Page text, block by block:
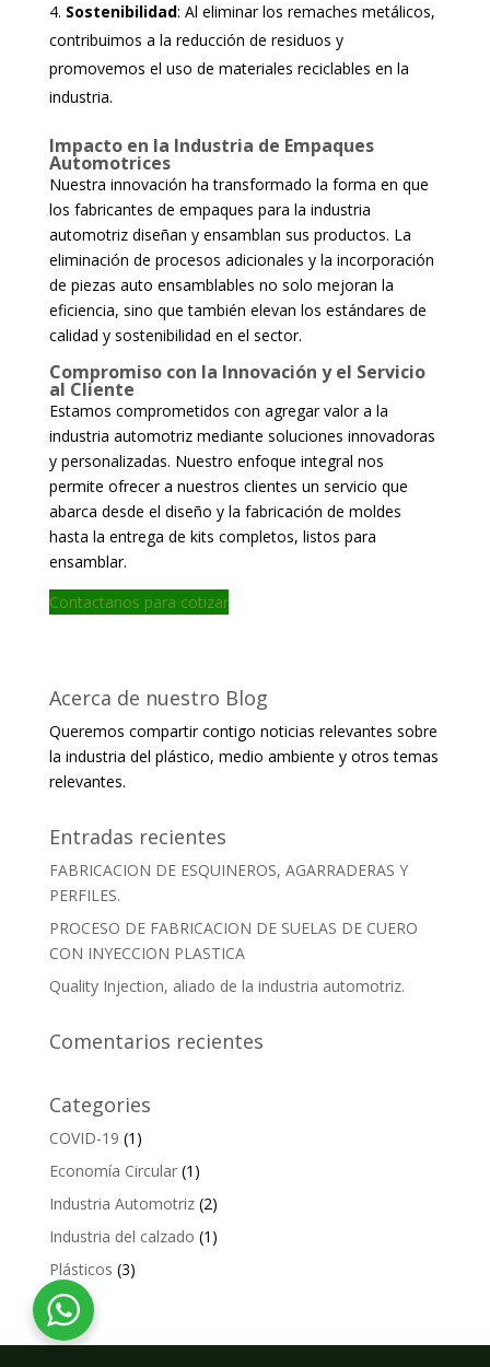
Sostenibilidad: Al eliminar los remaches metálicos,
contribuimos a la reducción de residuos y
promovemos el uso de materiales reciclables en la
industria.
Impacto en la Industria de Empaques
Automotrices
Nuestra innovación ha transformado la forma en que
los fabricantes de empaques para la industria
automotriz diseñan y ensamblan sus productos. La
eliminación de procesos adicionales y la incorporación
de piezas auto ensamblables no solo mejoran la
eficiencia, sino que también elevan los estándares de
calidad y sostenibilidad en el sector.
Compromiso con la Innovación y el Servicio
al Cliente
Estamos comprometidos con agregar valor a la
industria automotriz mediante soluciones innovadoras
y personalizadas. Nuestro enfoque integral nos
permite ofrecer a nuestros clientes un servicio que
abarca desde el diseño y la fabricación de moldes
hasta la entrega de kits completos, listos para
ensamblar.
Contactanos para cotizar
Acerca de nuestro Blog
Queremos compartir contigo noticias relevantes sobre
la industria del plástico, medio ambiente y otros temas
relevantes.
Entradas recientes
FABRICACION DE ESQUINEROS, AGARRADERAS Y
PERFILES.
PROCESO DE FABRICACION DE SUELAS DE CUERO
CON INYECCION PLASTICA
Quality Injection, aliado de la industria automotriz.
Comentarios recientes
Categories
COVID-19 (1)
Economía Circular(1)
Industria Automotriz(2)
Industria del calzado (1)
Plásticos (3)